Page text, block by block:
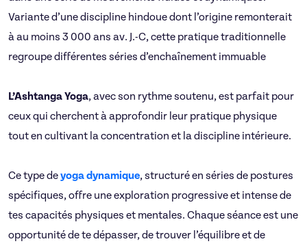
Variante d’une discipline hindoue dont l’origine remonterait
à au moins 3 000 ans av. J.-C, cette pratique traditionnelle
regroupe différentes séries d’enchaînement immuable
L’Ashtanga Yoga, avec son rythme soutenu, est parfait pour
ceux qui cherchent à approfondir leur pratique physique
tout en cultivant la concentration et la discipline intérieure.
Ce type deyoga dynamique, structuré en séries de postures
spécifiques, offre une exploration progressive et intense de
tes capacités physiques et mentales. Chaque séance est une
opportunité de te dépasser, de trouver l’équilibre et de